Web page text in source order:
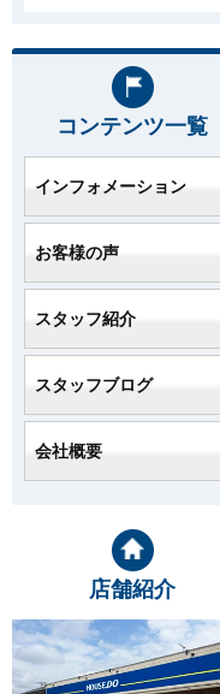
コンテンツ一覧
インフォメーション
お客様の声
スタッフ紹介
スタッフブログ
会社概要
店舗紹介